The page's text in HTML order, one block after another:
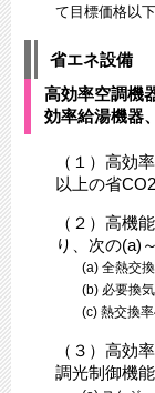
て目標価格以
省エネ設備
高効率空調機
効率給湯機器
（１）高効
以上の省
（２）高機
り、次の(a)
(a) 全熱交換
(b) 必要換気
(c) 熱交換率
（３）高効
調光制御機